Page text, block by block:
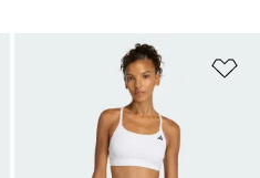
Dodaj do listy życzeń